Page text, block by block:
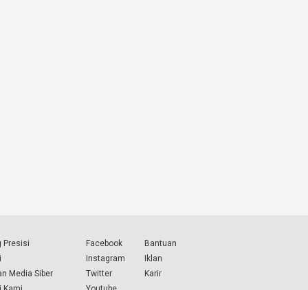
Presisi
Media Siber
Facebook
Instagram
Twitter
Bantuan
Iklan
Karir